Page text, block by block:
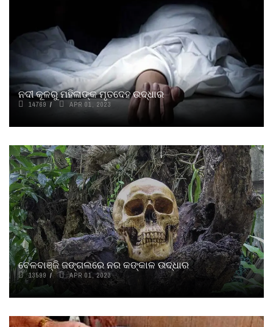
ନଦୀ କୂଳରୁ ମହିଳାଙ୍କ ମୃତଦେହ ଉଦ୍ଧାର
14769 APR 01, 2023
ବେଳବାଞ୍ଜି ଜଙ୍ଗଲରେ ନର କଙ୍କାଳ ଉଦ୍ଧାର
13599 APR 01, 2023